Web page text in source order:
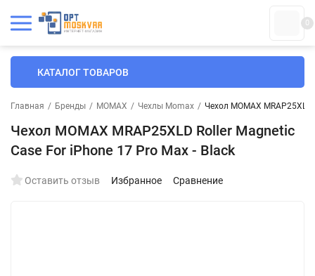
0
КАТАЛОГ ТОВАРОВ
Главная / Бренды / MOMAX / Чехлы Momax / Чехол MOMAX
Чехол MOMAX MRAP25XLD Roller Magnetic
Case For iPhone 17 Pro Max - Black
Оставить отзыв Избранное Сравнение